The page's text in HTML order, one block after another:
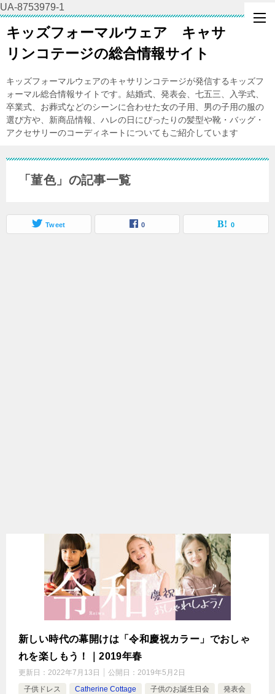
UA-8753979-1
キッズフォーマルウェア キャサ
リンコテージの総合情報サイト
キッズフォーマルウェアのキャサリンコテージが発信するキッズフ
ォーマル総合情報サイトです。結婚式、発表会、七五三、入学式、
卒業式、お葬式などのシーンに合わせた女の子用、男の子用の服の
選び方や、新商品情報、ハレの日にぴったりの髪型や靴・バッグ・
アクセサリーのコーディネートについてもご紹介しています
「菫色」の記事一覧
Tweet 0 0
新しい時代の幕開けは「令和慶祝カラー」でおしゃ
れを楽しもう！｜2019年春
更新日： 2022年7月13日 公開日： 2019年5月2日
子供ドレス
Catherine Cottage 子供のお誕生日会
発表会